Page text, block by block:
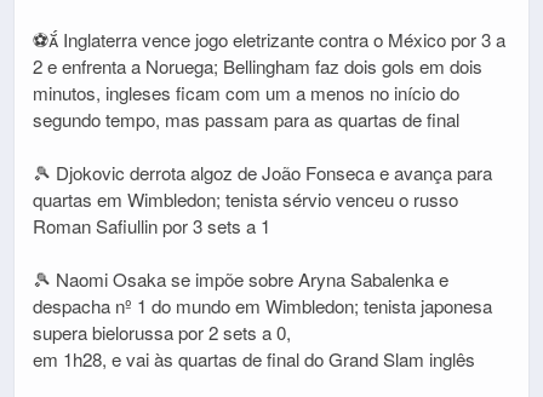
⚽ Inglaterra vence jogo eletrizante contra o México por 3 a
2 e enfrenta a Noruega; Bellingham faz dois gols em dois
minutos, ingleses ficam com um a menos no início do
segundo tempo, mas passam para as quartas de final
🎾 Djokovic derrota algoz de João Fonseca e avança para
quartas em Wimbledon; tenista sérvio venceu o russo
Roman Safiullin por 3 sets a 1
🎾 Naomi Osaka se impõe sobre Aryna Sabalenka e
despacha nº 1 do mundo em Wimbledon; tenista japonesa
supera bielorussa por 2 sets a 0,
em 1h28, e vai às quartas de final do Grand Slam inglês